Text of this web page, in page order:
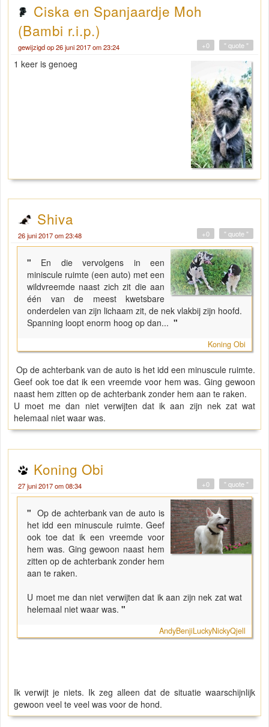
Ciska en Spanjaardje Moh
(Bambi r.i.p.)
gewijzigd op 26 juni 2017 om 23:24 " quote "
+0
1 keer is genoeg
Shiva
26 juni 2017 om 23:48 " quote "
+0
" En die vervolgens in een
miniscule ruimte (een auto) met een
wildvreemde naast zich zit die aan
één van de meest kwetsbare
onderdelen van zijn lichaam zit, de nek vlakbij zijn hoofd.
Spanning loopt enorm hoog op dan... "
Koning Obi
Op de achterbank van de auto is het idd een minuscule ruimte.
Geef ook toe dat ik een vreemde voor hem was. Ging gewoon
naast hem zitten op de achterbank zonder hem aan te raken.
U moet me dan niet verwijten dat ik aan zijn nek zat wat
helemaal niet waar was.
Koning Obi
27 juni 2017 om 08:34 " quote "
+0
" Op de achterbank van de auto is
het idd een minuscule ruimte. Geef
ook toe dat ik een vreemde voor
hem was. Ging gewoon naast hem
zitten op de achterbank zonder hem
aan te raken.
U moet me dan niet verwijten dat ik aan zijn nek zat wat
helemaal niet waar was. "
AndyBenjiLuckyNickyQjell
Ik verwijt je niets. Ik zeg alleen dat de situatie waarschijnlijk
gewoon veel te veel was voor de hond.